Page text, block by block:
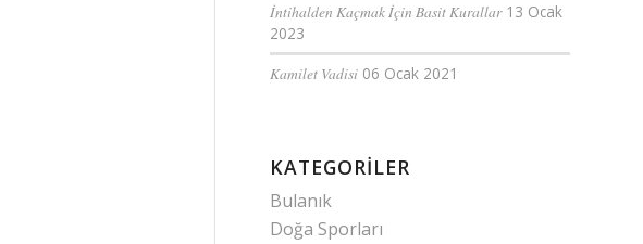
İntihalden Kaçmak İçin Basit Kurallar 13 Ocak
2023
Kamilet Vadisi 06 Ocak 2021
KATEGORILER
Bulanık
Doğa Sporları